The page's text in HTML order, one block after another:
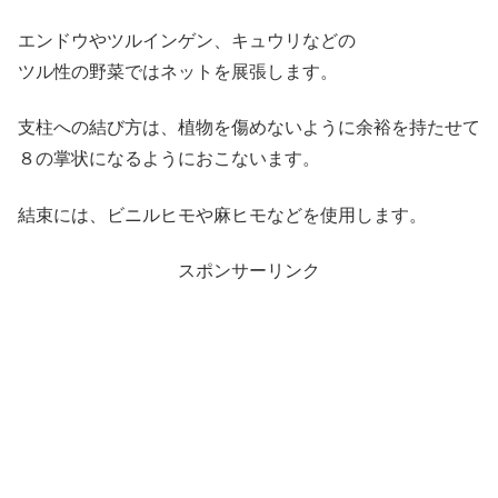
エンドウやツルインゲン、キュウリなどの
ツル性の野菜ではネットを展張します。
支柱への結び方は、植物を傷めないように余裕を持たせて
８の掌状になるようにおこないます。
結束には、ビニルヒモや麻ヒモなどを使用します。
スポンサーリンク